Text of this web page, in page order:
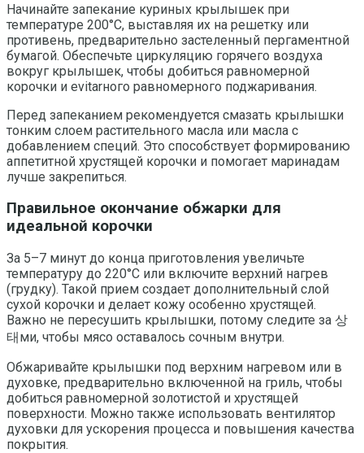
Начинайте запекание куриных крылышек при
температуре 200°C, выставляя их на решетку или
противень, предварительно застеленный пергаментной
бумагой. Обеспечьте циркуляцию горячего воздуха
вокруг крылышек, чтобы добиться равномерной
корочки и evitarного равномерного поджаривания.
Перед запеканием рекомендуется смазать крылышки
тонким слоем растительного масла или масла с
добавлением специй. Это способствует формированию
аппетитной хрустящей корочки и помогает маринадам
лучше закрепиться.
Правильное окончание обжарки для
идеальной корочки
За 5–7 минут до конца приготовления увеличьте
температуру до 220°C или включите верхний нагрев
(грудку). Такой прием создает дополнительный слой
сухой корочки и делает кожу особенно хрустящей.
Важно не пересушить крылышки, потому следите за 상
태ми, чтобы мясо оставалось сочным внутри.
Обжаривайте крылышки под верхним нагревом или в
духовке, предварительно включенной на гриль, чтобы
добиться равномерной золотистой и хрустящей
поверхности. Можно также использовать вентилятор
духовки для ускорения процесса и повышения качества
покрытия.